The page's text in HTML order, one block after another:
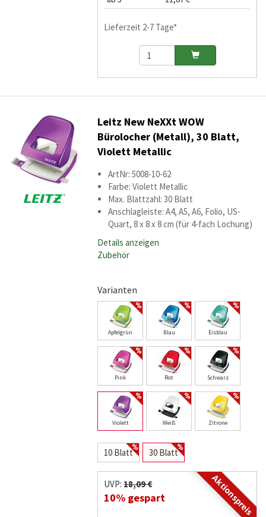
Lieferzeit 2-7 Tage*
Leitz New NeXXt WOW
Bürolocher (Metall), 30 Blatt,
Violett Metallic
ArtNr: 5008-10-62
Farbe: Violett Metallic
Max. Blattzahl: 30 Blatt
Anschlagleiste: A4, A5, A6, Folio, US-
Quart, 8 x 8 x 8 cm (für 4-fach Lochung)
Details anzeigen
Zubehör
Varianten
Apfelgrün Blau Eisblau
Pink Rot Schwarz
Violett Weiß Zitrone
10 Blatt 30 Blatt
Aktionspreis
UVP:18,09 €
10% gespart